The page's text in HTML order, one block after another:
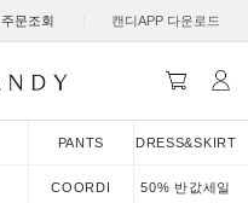
주문조회 캔디APP 다운로드
PANTS DRESS&SKIRT
COORDI 50% 반값세일